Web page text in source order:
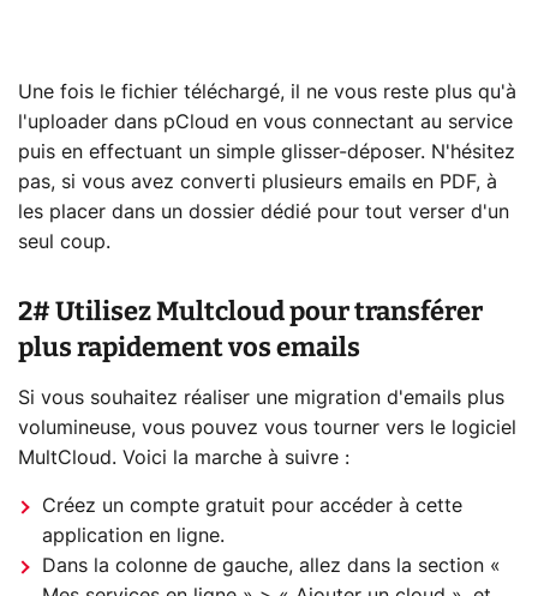
Une fois le fichier téléchargé, il ne vous reste plus qu'à
l'uploader dans pCloud en vous connectant au service
puis en effectuant un simple glisser-déposer. N'hésitez
pas, si vous avez converti plusieurs emails en PDF, à
les placer dans un dossier dédié pour tout verser d'un
seul coup.
2# Utilisez Multcloud pour transférer
plus rapidement vos emails
Si vous souhaitez réaliser une migration d'emails plus
volumineuse, vous pouvez vous tourner vers le logiciel
MultCloud. Voici la marche à suivre :
Créez un compte gratuit pour accéder à cette
application en ligne.
Dans la colonne de gauche, allez dans la section «